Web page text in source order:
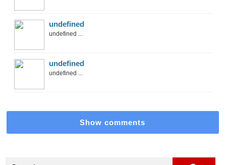
undefined
undefined ...
undefined
undefined ...
Show comments